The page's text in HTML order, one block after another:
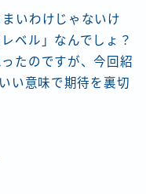
いわけじゃないけ
ベル」なんでしょ？
たのですが、今回紹
い意味で期待を裏切